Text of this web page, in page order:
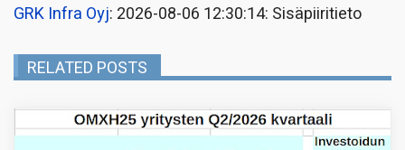
GRK Infra Oyj: 2026-08-06 12:30:14: Sisäpiiritieto
RELATED POSTS